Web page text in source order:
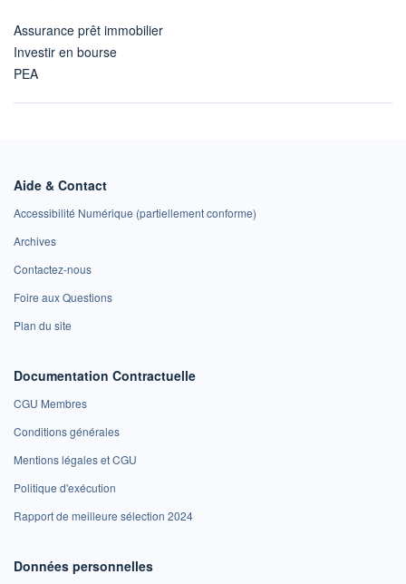
Assurance prêt immobilier
Investir en bourse
PEA
Aide & Contact
Accessibilité Numérique (partiellement conforme)
Archives
Contactez-nous
Foire aux Questions
Plan du site
Documentation Contractuelle
CGU Membres
Conditions générales
Mentions légales et CGU
Politique d'exécution
Rapport de meilleure sélection 2024
Données personnelles